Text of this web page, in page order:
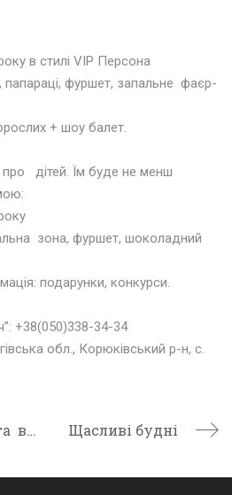
в стилі VIP Персона
папараці, фуршет, запальне фаєр-
+ шоу балет.
про дітей. Їм буде не менш
зона, фуршет, шоколадний
подарунки, конкурси.
+38(050)338-34-34
обл., Корюківський р-н, с.
Новорічні свята в екокомплексі “Бреч” Щасливі будні